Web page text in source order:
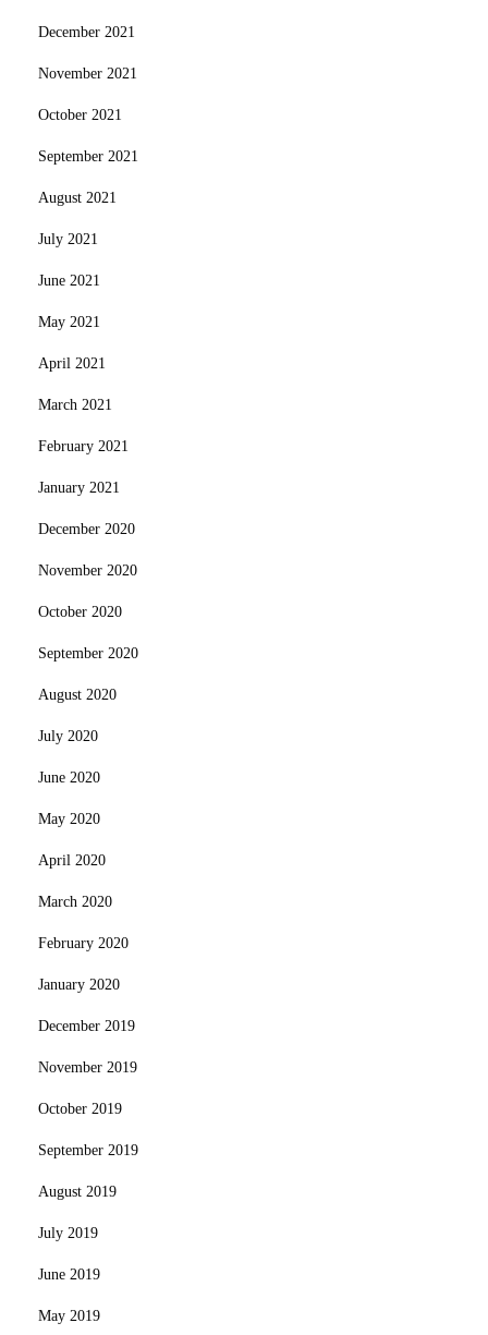
December 2021
November 2021
October 2021
September 2021
August 2021
July 2021
June 2021
May 2021
April 2021
March 2021
February 2021
January 2021
December 2020
November 2020
October 2020
September 2020
August 2020
July 2020
June 2020
May 2020
April 2020
March 2020
February 2020
January 2020
December 2019
November 2019
October 2019
September 2019
August 2019
July 2019
June 2019
May 2019